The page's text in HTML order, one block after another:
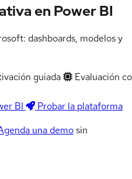
en Power BI
dashboards, modelos y
guiada
Evaluación
BI
Probar la plataforma
una demosin
en Power BI